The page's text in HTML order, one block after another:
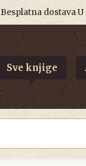
Besplatna dostava
Sve knjige